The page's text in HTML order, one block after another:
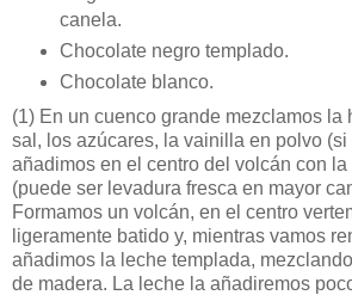
canela.
Chocolate negro templado.
Chocolate blanco.
(1) En un cuenco grande mezclamos la
sal, los azúcares, la vainilla en polvo
añadimos en el centro del volcán con
(puede ser levadura fresca en mayor
Formamos un volcán, en el centro
ligeramente batido y, mientras vamos
añadimos la leche templada,
de madera. La leche la añadiremos